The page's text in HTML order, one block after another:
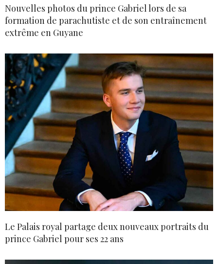
Nouvelles photos du prince Gabriel lors de sa
formation de parachutiste et de son entraînement
extrême en Guyane
Le Palais royal partage deux nouveaux portraits du
prince Gabriel pour ses 22 ans